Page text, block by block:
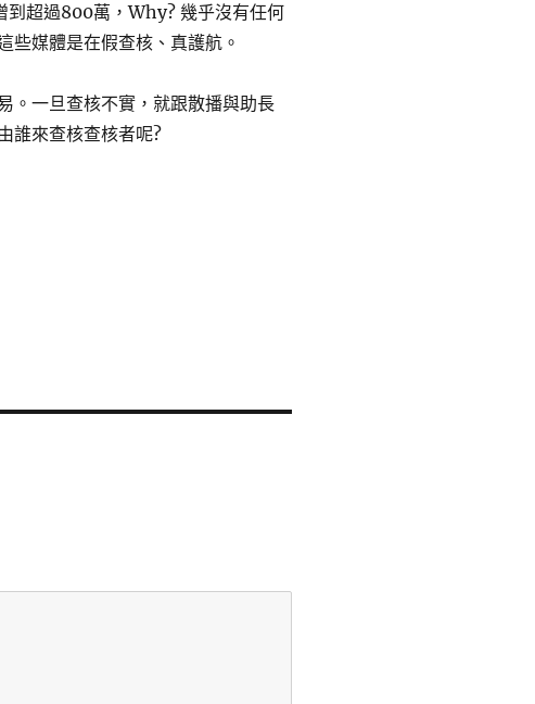
到超過800萬，Why? 幾乎沒有任何
些媒體是在假查核、真護航。
。一旦查核不實，就跟散播與助長
誰來查核查核者呢?